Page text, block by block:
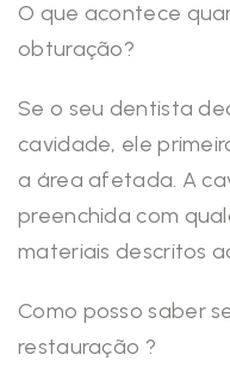
O que acontece
obturação?
Se o seu dentista
cavidade, ele
a área afetada. A
preenchida com
materiais descritos
Como posso saber
restauração ?